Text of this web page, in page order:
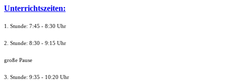
Unterrichtszeiten:
1. Stunde: 7:45 - 8:30 Uhr
2. Stunde: 8:30 - 9:15 Uhr
große Pause
3. Stunde: 9:35 - 10:20 Uhr